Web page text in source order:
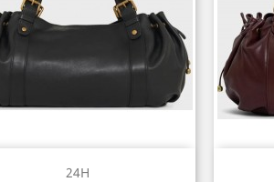
24H
Aperçu rapide